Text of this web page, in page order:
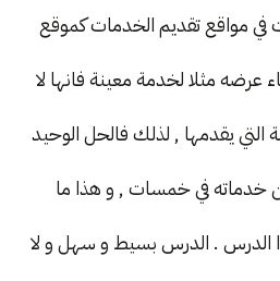
مواقع تقديم الخدمات كموقع
عرضه مثلا لخدمة معينة فانها لا
يقدمها , لذلك فالحل الوحيد
خدماته في خمسات , و هذا ما
الدرس . الدرس بسيط و سهل و لا